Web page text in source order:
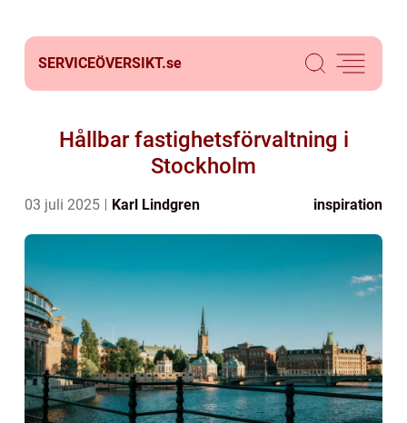
SERVICEÖVERSIKT.se
Hållbar fastighetsförvaltning i
Stockholm
03 juli 2025 Karl Lindgren inspiration